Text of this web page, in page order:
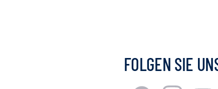
FOLGEN SIE